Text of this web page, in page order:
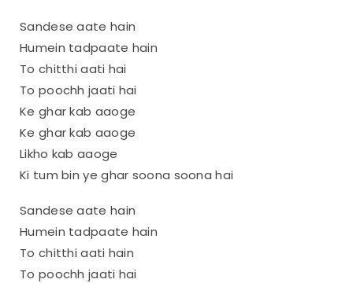
Sandese aate hain
Humein tadpaate hain
To chitthi aati hai
To poochh jaati hai
Ke ghar kab aaoge
Ke ghar kab aaoge
Likho kab aaoge
Ki tum bin ye ghar soona soona hai
Sandese aate hain
Humein tadpaate hain
To chitthi aati hain
To poochh jaati hai